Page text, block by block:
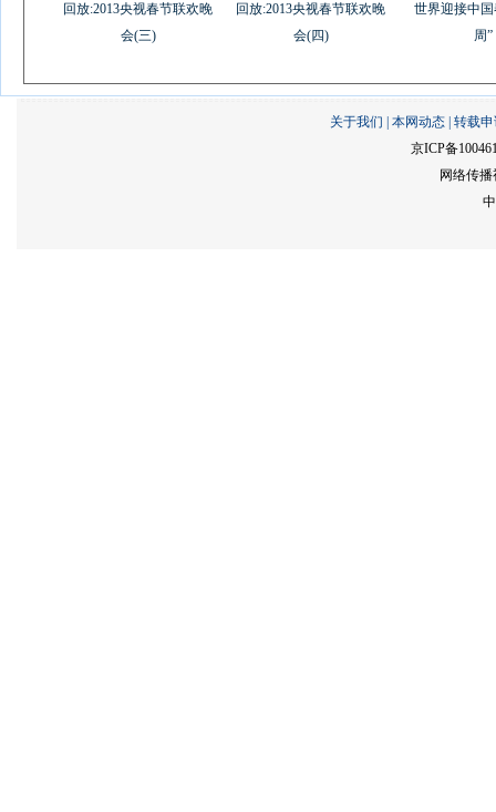
回放:2013央视春节联欢晚
会(三)
回放:2013央视春节联欢晚
会(四)
世界迎接中
周”
关于我们 本网动态 转载
京ICP备
网络传